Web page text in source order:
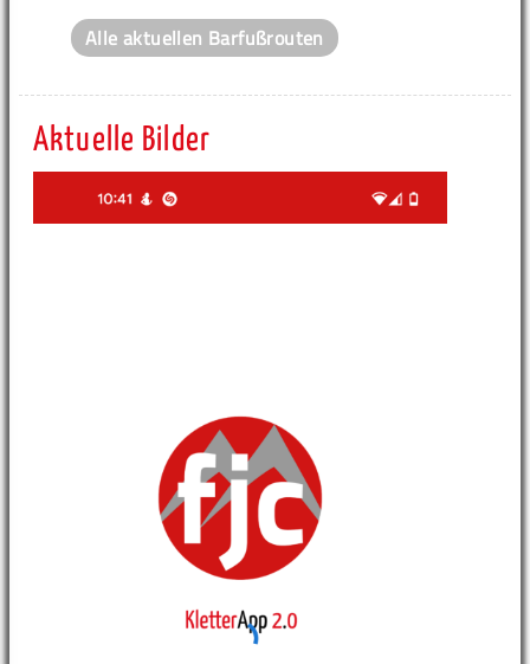
Alle aktuellen Barfußrouten
Aktuelle Bilder